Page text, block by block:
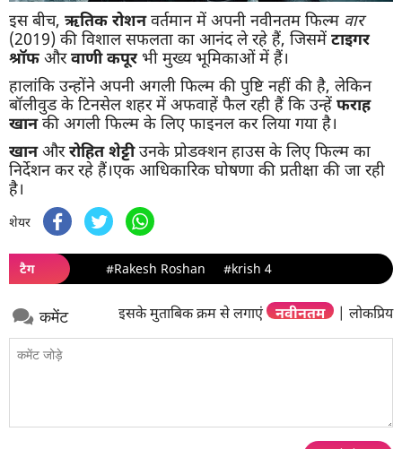
इस बीच, ऋतिक रोशनवर्तमान में अपनी नवीनतम फिल्म वार
(2019) की विशाल सफलता का आनंद ले रहे हैं, जिसमें टाइगर
श्रॉफ औरवाणी कपूरभी मुख्य भूमिकाओं में हैं।
हालांकि उन्होंने अपनी अगली फिल्म की पुष्टि नहीं की है, लेकिन
बॉलीवुड के टिनसेल शहर में अफवाहें फैल रही हैं कि उन्हें फराह
खानकी अगली फिल्म के लिए फाइनल कर लिया गया है।
खानऔररोहित शेट्टीउनके प्रोडक्शन हाउस के लिए फिल्म का
निर्देशन कर रहे हैं।एक आधिकारिक घोषणा की प्रतीक्षा की जा रही
है।
शेयर
टैग #Rakesh Roshan #krish 4
कमेंट इसके मुताबिक क्रम से लगाएं नवीनतम | लोकप्रिय